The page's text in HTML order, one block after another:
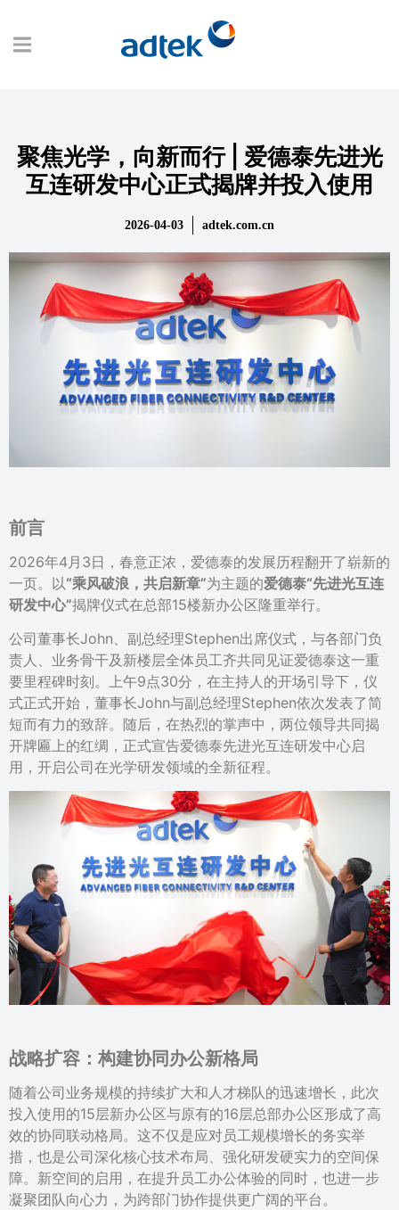
聚焦光学，向新而行 | 爱德泰先进光
互连研发中心正式揭牌并投入使用
2026-04-03 adtek.com.cn
前言
2026年4月3日，春意正浓，爱德泰的发展历程翻开了崭新的
一页。以“乘风破浪，共启新章”为主题的爱德泰“先进光互连
研发中心”揭牌仪式在总部15楼新办公区隆重举行。
公司董事长John、副总经理Stephen出席仪式，与各部门负
责人、业务骨干及新楼层全体员工齐共同见证爱德泰这一重
要里程碑时刻。上午9点30分，在主持人的开场引导下，仪
式正式开始，董事长John与副总经理Stephen依次发表了简
短而有力的致辞。随后，在热烈的掌声中，两位领导共同揭
开牌匾上的红绸，正式宣告爱德泰先进光互连研发中心启
用，开启公司在光学研发领域的全新征程。
战略扩容： 构建协同办公新格局
随着公司业务规模的持续扩大和人才梯队的迅速增长，此次
投入使用的15层新办公区与原有的16层总部办公区形成了高
效的协同联动格局。这不仅是应对员工规模增长的务实举
措，也是公司深化核心技术布局、强化研发硬实力的空间保
障。新空间的启用，在提升员工办公体验的同时，也进一步
凝聚团队向心力，为跨部门协作提供更广阔的平台。